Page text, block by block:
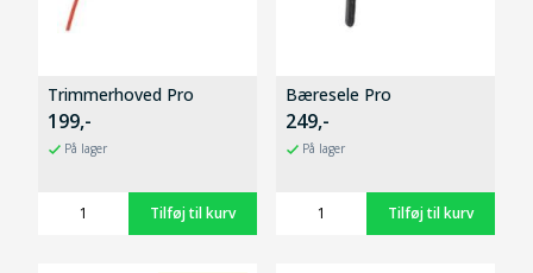
Trimmerhoved Pro
199,-
På lager
Bæresele Pro
249,-
På lager